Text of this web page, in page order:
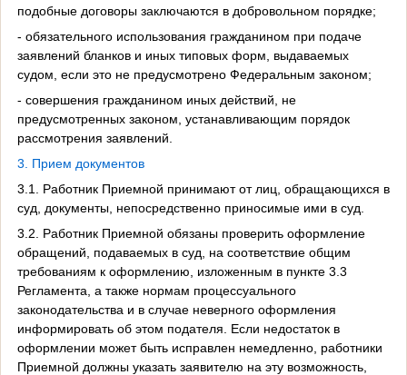
подобные договоры заключаются в добровольном порядке;
- обязательного использования гражданином при подаче
заявлений бланков и иных типовых форм, выдаваемых
судом, если это не предусмотрено Федеральным законом;
- совершения гражданином иных действий, не
предусмотренных законом, устанавливающим порядок
рассмотрения заявлений.
3. Прием документов
3.1. Работник Приемной принимают от лиц, обращающихся в
суд, документы, непосредственно приносимые ими в суд.
3.2. Работник Приемной обязаны проверить оформление
обращений, подаваемых в суд, на соответствие общим
требованиям к оформлению, изложенным в пункте 3.3
Регламента, а также нормам процессуального
законодательства и в случае неверного оформления
информировать об этом подателя. Если недостаток в
оформлении может быть исправлен немедленно, работники
Приемной должны указать заявителю на эту возможность,